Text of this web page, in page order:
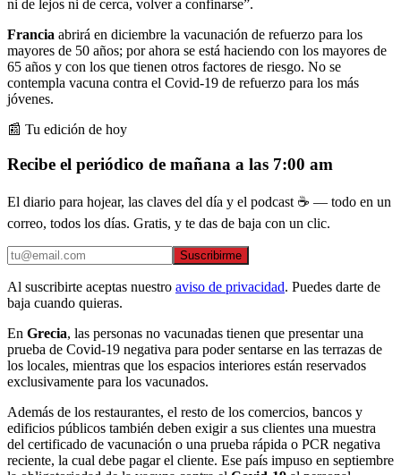
ni de lejos ni de cerca, volver a confinarse”.
Francia abrirá en diciembre la vacunación de refuerzo para los
mayores de 50 años; por ahora se está haciendo con los mayores de
65 años y con los que tienen otros factores de riesgo. No se
contempla vacuna contra el Covid-19 de refuerzo para los más
jóvenes.
📰 Tu edición de hoy
Recibe el periódico de mañana a las 7:00 am
El diario para hojear, las claves del día y el podcast ☕ — todo en un
correo, todos los días. Gratis, y te das de baja con un clic.
Suscribirme
Al suscribirte aceptas nuestro aviso de privacidad. Puedes darte de
baja cuando quieras.
En Grecia, las personas no vacunadas tienen que presentar una
prueba de Covid-19 negativa para poder sentarse en las terrazas de
los locales, mientras que los espacios interiores están reservados
exclusivamente para los vacunados.
Además de los restaurantes, el resto de los comercios, bancos y
edificios públicos también deben exigir a sus clientes una muestra
del certificado de vacunación o una prueba rápida o PCR negativa
reciente, la cual debe pagar el cliente. Ese país impuso en septiembre